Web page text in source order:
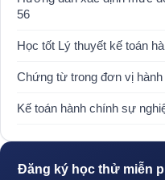
56
Học tốt Lý thuyết kế toán
Chứng từ trong đơn vị
Kế toán hành chính sự
Đăng ký học thử miễn